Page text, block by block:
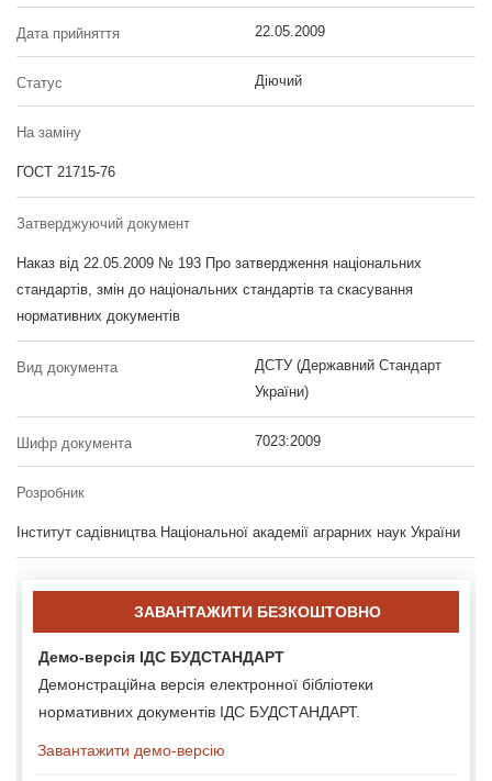
Дата прийняття 22.05.2009
Статус Діючий
На заміну
ГОСТ 21715-76
Затверджуючий документ
Наказ від 22.05.2009 № 193 Про затвердження національних
стандартів, змін до національних стандартів та скасування
нормативних документів
Вид документа
ДСТУ (Державний Стандарт
України)
Шифр документа 7023:2009
Розробник
Інститут садівництва Національної академії аграрних наук України
ЗАВАНТАЖИТИ БЕЗКОШТОВНО
Демо-версія ІДС БУДСТАНДАРТ
Демонстраційна версія електронної бібліотеки
нормативних документів ІДС БУДСТАНДАРТ.
Завантажити демо-версію